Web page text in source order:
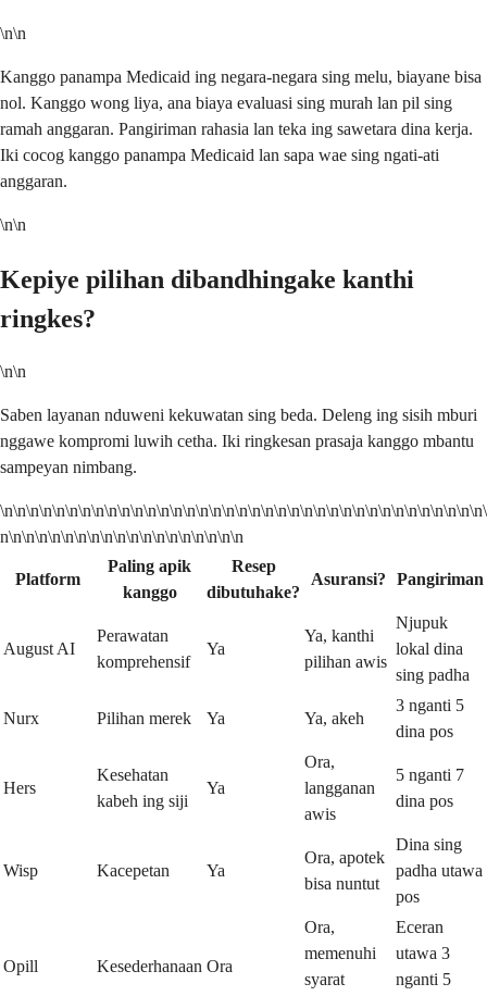
\n\n
Kanggo panampa Medicaid ing negara-negara sing melu, biayane bisa
nol. Kanggo wong liya, ana biaya evaluasi sing murah lan pil sing
ramah anggaran. Pangiriman rahasia lan teka ing sawetara dina kerja.
Iki cocog kanggo panampa Medicaid lan sapa wae sing ngati-ati
anggaran.
\n\n
Kepiye pilihan dibandhingake kanthi
ringkes?
\n\n
Saben layanan nduweni kekuwatan sing beda. Deleng ing sisih mburi
nggawe kompromi luwih cetha. Iki ringkesan prasaja kanggo mbantu
sampeyan nimbang.
\n\n\n\n\n\n\n\n\n\n\n\n\n\n\n\n\n\n\n\n\n\n\n\n\n\n\n\n\n\n\n\n\n\n\n\n\n\
n\n\n\n\n\n\n\n\n\n\n\n\n\n\n\n\n\n\n
Platform
Paling apik
kanggo
Resep
dibutuhake?
Asuransi? Pangiriman
August AI
Perawatan
komprehensif
Ya
Ya, kanthi
pilihan awis
Njupuk
lokal dina
sing padha
Nurx Pilihan merek Ya Ya, akeh
3 nganti 5
dina pos
Hers
Kesehatan
kabeh ing siji
Ya
Ora,
langganan
awis
5 nganti 7
dina pos
Wisp Kacepetan Ya
Ora, apotek
bisa nuntut
Dina sing
padha utawa
pos
Opill Kesederhanaan Ora
Ora,
memenuhi
syarat
Eceran
utawa 3
nganti 5